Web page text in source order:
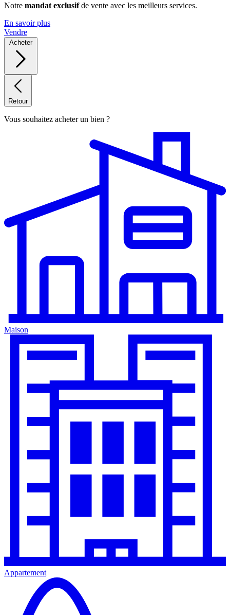
Notre mandat exclusifde vente avec les meilleurs services.
En savoir plus
Vendre
Acheter
Retour
Vous souhaitez acheter un bien ?
Maison
Appartement